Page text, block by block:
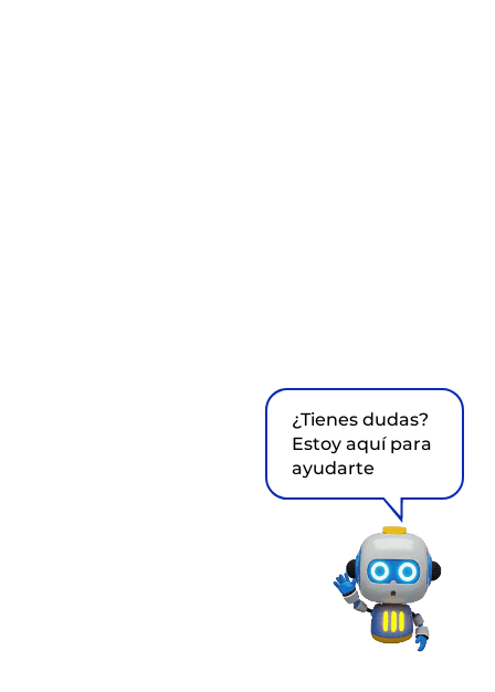
¿Tienes dudas?
Estoy aquí para
ayudarte